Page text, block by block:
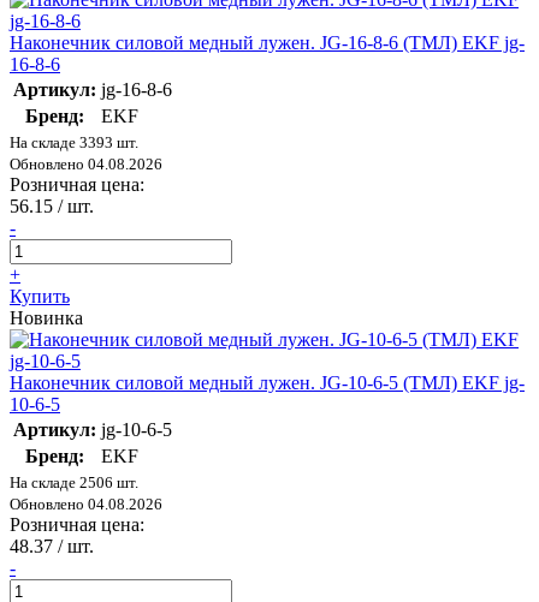
Наконечник силовой медный лужен. JG-16-8-6 (ТМЛ) EKF jg-
16-8-6
Артикул: jg-16-8-6
Бренд:
EKF
На складе 3393 шт.
Обновлено 04.08.2026
Розничная цена:
56.15 / шт.
-
+
Купить
Новинка
Наконечник силовой медный лужен. JG-10-6-5 (ТМЛ) EKF jg-
10-6-5
Артикул: jg-10-6-5
Бренд:
EKF
На складе 2506 шт.
Обновлено 04.08.2026
Розничная цена:
48.37 / шт.
-